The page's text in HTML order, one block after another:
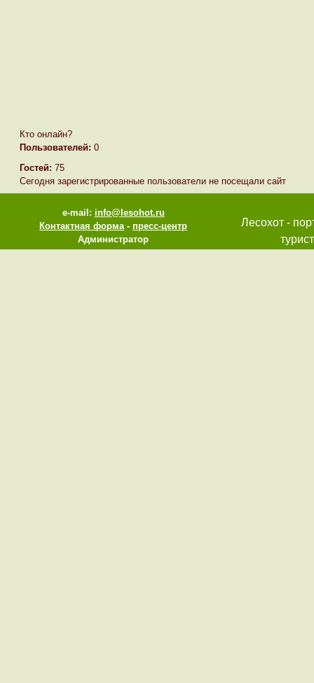
Кто онлайн?
Пользователей: 0
Гостей: 75
Сегодня зарегистрированные пользователи не посещали сайт
e-mail: info@lesohot.ru
Контактная форма-пресс-центр
Администратор
Лесохот -